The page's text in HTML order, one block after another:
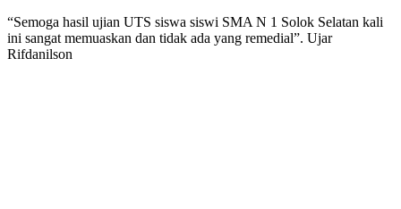
“Semoga hasil ujian UTS siswa siswi SMA N 1 Solok Selatan kali
ini sangat memuaskan dan tidak ada yang remedial”. Ujar
Rifdanilson